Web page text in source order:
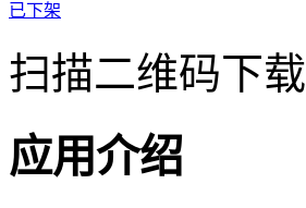
已下架
扫描二维码下载
应用介绍